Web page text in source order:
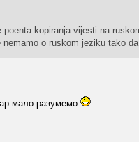
poenta kopiranja vijesti na
o ruskom jeziku tako
мало разумемо